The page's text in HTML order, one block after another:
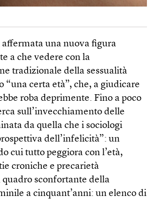
affermata una nuova figura
a che vedere con la
tradizionale della sessualità
“una certa età”, che, a giudicare
roba deprimente. Fino a poco
sull’invecchiamento delle
da quella che i sociologi
dell’infelicità”: un
cui tutto peggiora con l’età,
croniche e precarietà
sconfortante della
a cinquant’anni: un elenco di